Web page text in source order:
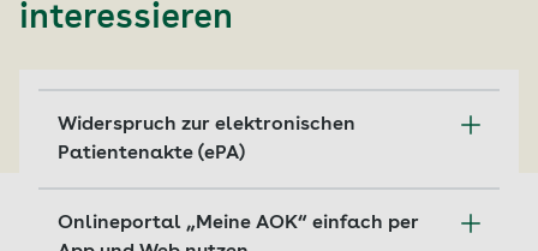
interessieren
Widerspruch zur elektronischen
Patientenakte (ePA)
eine persönliche elektronische
Onlineportal „Meine AOK“ einfach per